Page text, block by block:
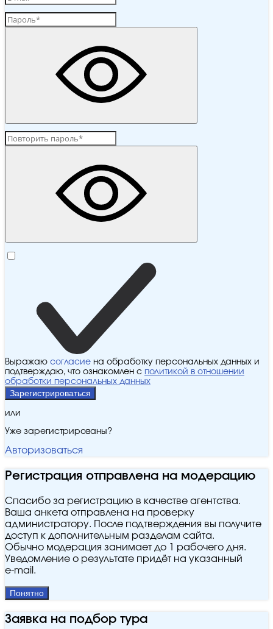
Выражаю согласие на обработку персональных данных и
подтверждаю, что ознакомлен с политикой в отношении
обработки персональных данных
Зарегистрироваться
или
Уже зарегистрированы?
Авторизоваться
Регистрация отправлена на модерацию
Спасибо за регистрацию в качестве агентства.
Ваша анкета отправлена на проверку
администратору. После подтверждения вы получите
доступ к дополнительным разделам сайта.
Обычно модерация занимает до 1 рабочего дня.
Уведомление о результате придёт на указанный
e‑mail.
Понятно
Заявка на подбор тура